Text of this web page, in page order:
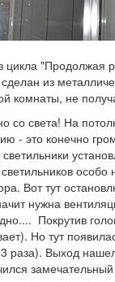
цикла
из
комнаты, не
со света! На
- это конечно
особо
Вот тут
нужна
Покрутив
Но тут
раза). Выход